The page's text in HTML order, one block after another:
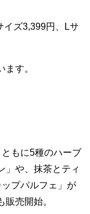
イズ3,399円、Lサ
す。
もに5種のハーブ
」や、抹茶とティ
プパルフェ」が
売開始。